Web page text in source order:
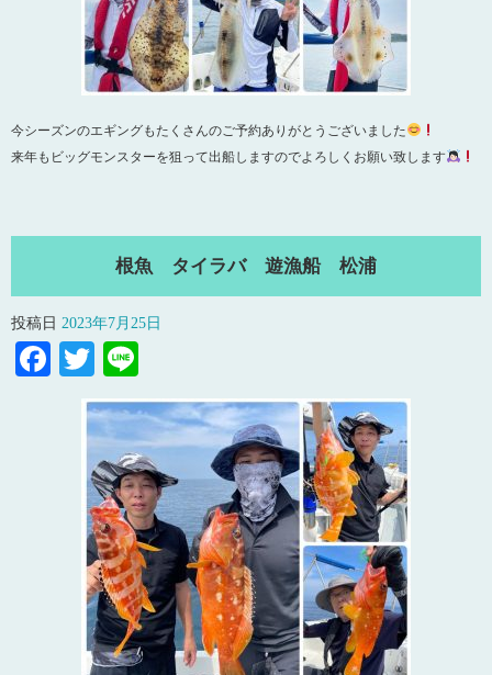
今シーズンのエギングもたくさんのご予約ありがとうございました
来年もビッグモンスターを狙って出船しますのでよろしくお願い致します
根魚 タイラバ 遊漁船 松浦
投稿日 2023年7月25日
Facebook
Twitter